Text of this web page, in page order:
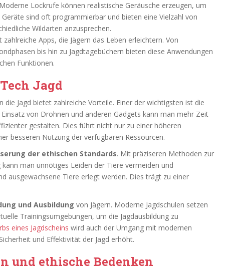
Lockrufe können realistische Geräusche erzeugen, um
sind oft programmierbar und bieten eine Vielzahl von
Wildarten anzusprechen.
zahlreiche Apps, die Jägern das Leben erleichtern. Von
bis hin zu Jagdtagebüchern bieten diese Anwendungen
Funktionen.
Jagd
Jagd bietet zahlreiche Vorteile. Einer der wichtigsten ist die
Einsatz von Drohnen und anderen Gadgets kann man mehr Zeit
gestalten. Dies führt nicht nur zu einer höheren
besseren Nutzung der verfügbaren Ressourcen.
der ethischen Standards. Mit präziseren Methoden zur
man unnötiges Leiden der Tiere vermeiden und
ausgewachsene Tiere erlegt werden. Dies trägt zu einer
und Ausbildung von Jägern. Moderne Jagdschulen setzen
Trainingsumgebungen, um die Jagdausbildung zu
eines Jagdscheins wird auch der Umgang mit modernen
und Effektivität der Jagd erhöht.
und ethische Bedenken